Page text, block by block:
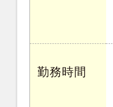
勤務時間